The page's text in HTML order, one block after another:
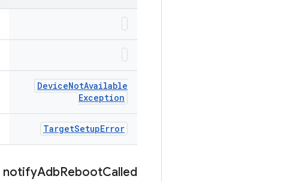
DeviceNotAvailable
Exception
TargetSetupError
notifyAdbRebootCalled